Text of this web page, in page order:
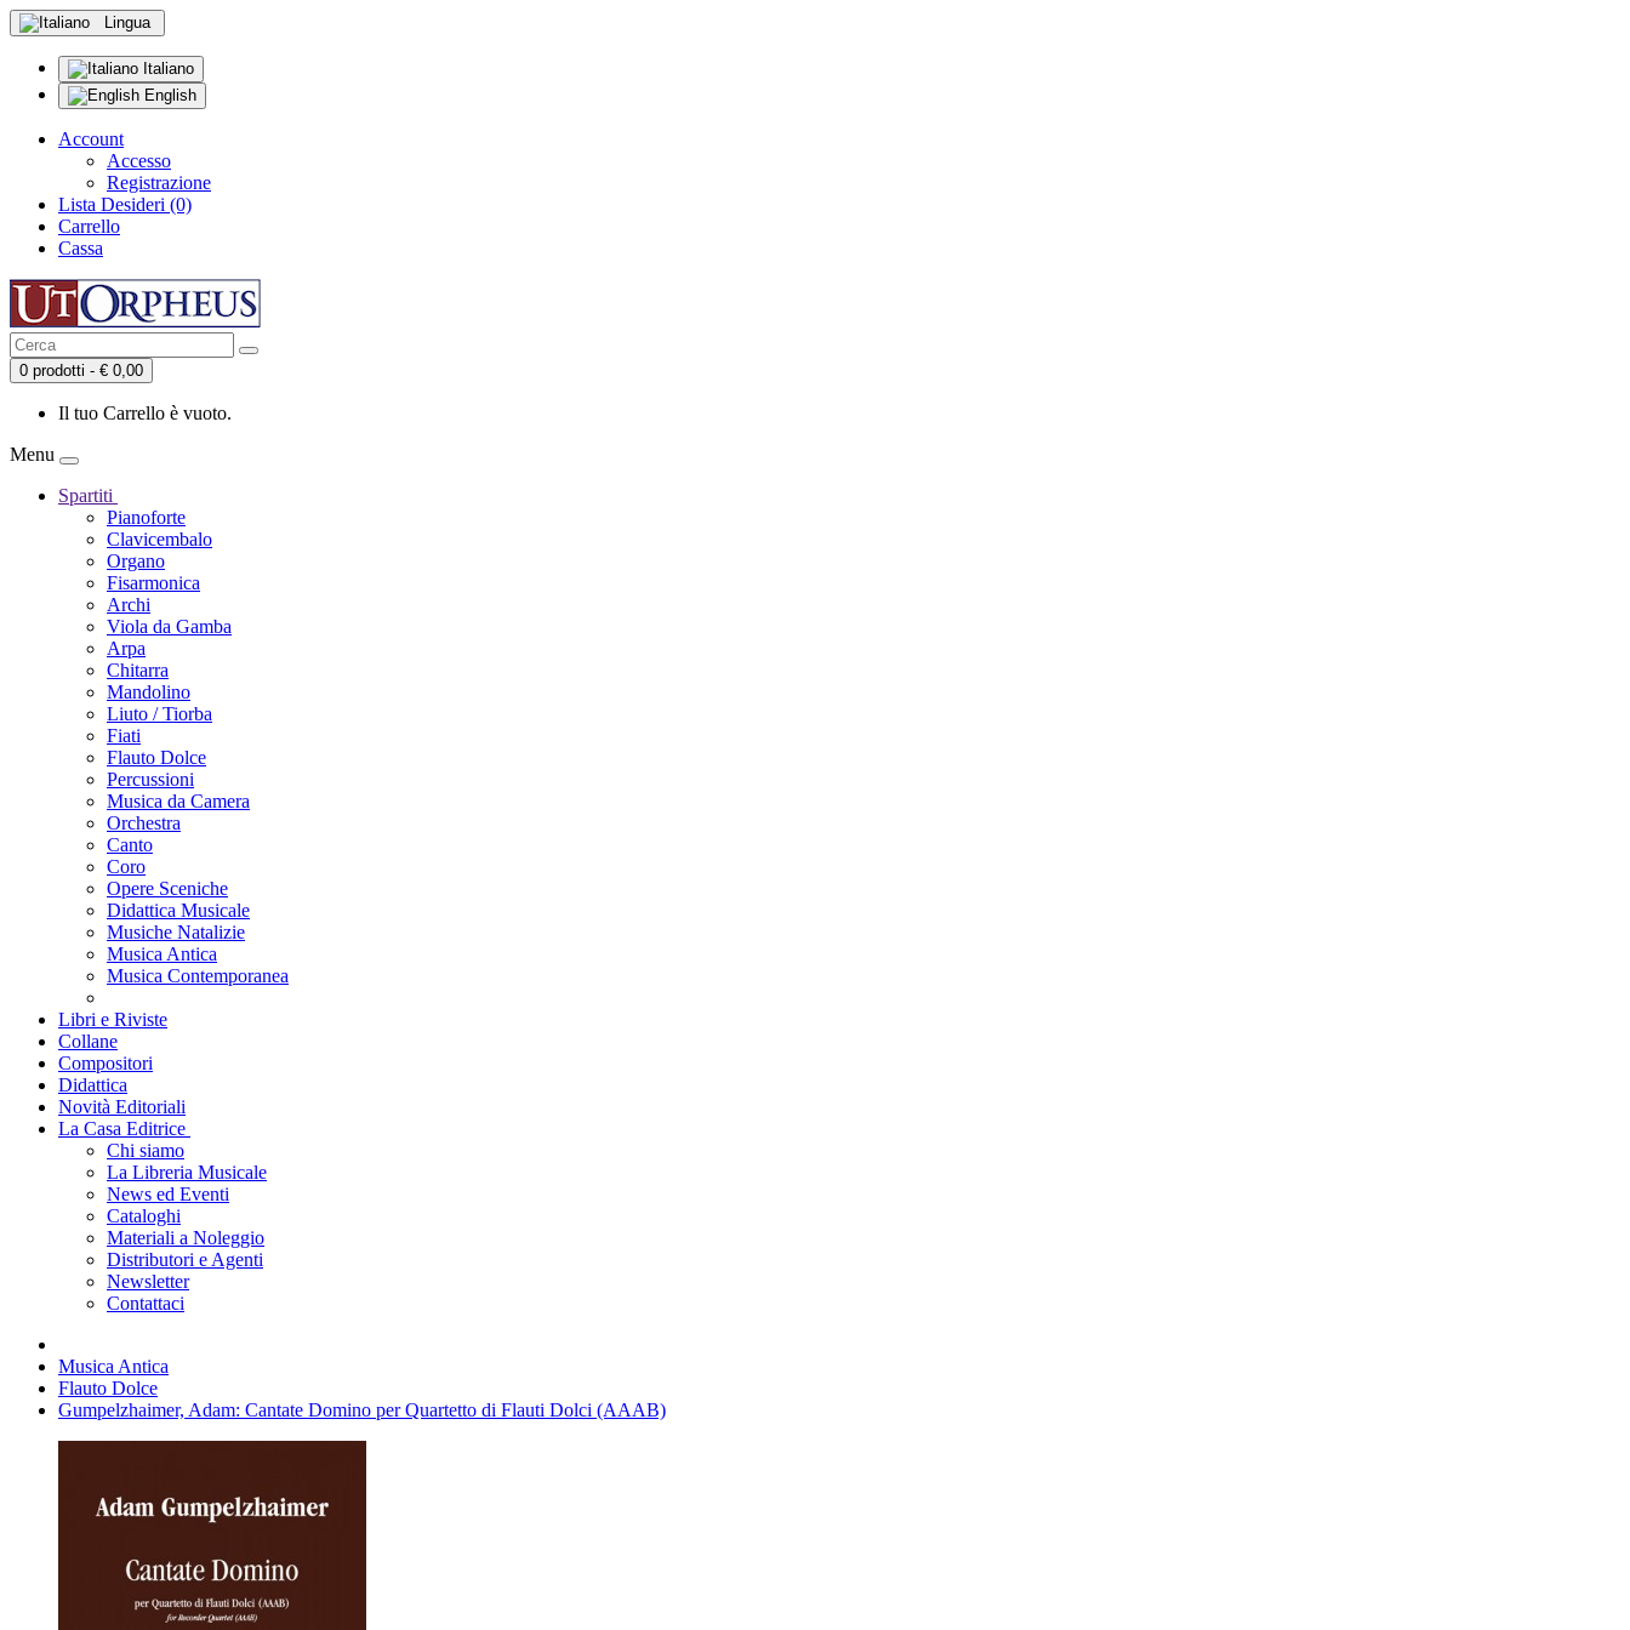
Lingua
Italiano
English
Account
Accesso
Registrazione
Lista Desideri (0)
Carrello
Cassa
0 prodotti - € 0,00
Il tuo Carrello è vuoto.
Menu
Spartiti
Pianoforte
Clavicembalo
Organo
Fisarmonica
Archi
Viola da Gamba
Arpa
Chitarra
Mandolino
Liuto / Tiorba
Fiati
Flauto Dolce
Percussioni
Musica da Camera
Orchestra
Canto
Coro
Opere Sceniche
Didattica Musicale
Musiche Natalizie
Musica Antica
Musica Contemporanea
Libri e Riviste
Collane
Compositori
Didattica
Novità Editoriali
La Casa Editrice
Chi siamo
La Libreria Musicale
News ed Eventi
Cataloghi
Materiali a Noleggio
Distributori e Agenti
Newsletter
Contattaci
Musica Antica
Flauto Dolce
Gumpelzhaimer, Adam: Cantate Domino per Quartetto di Flauti Dolci (AAAB)